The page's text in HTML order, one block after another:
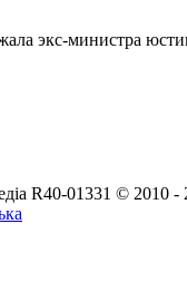
экс-министра
R40-01331 © 2010 -